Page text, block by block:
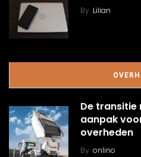
By Lilian
De transitie
aanpak
overheden
By onlino